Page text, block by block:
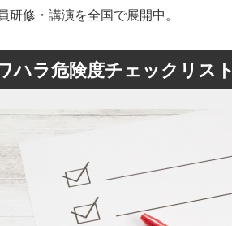
修・講演を全国で展開中。
ハラ危険度チェックリスト